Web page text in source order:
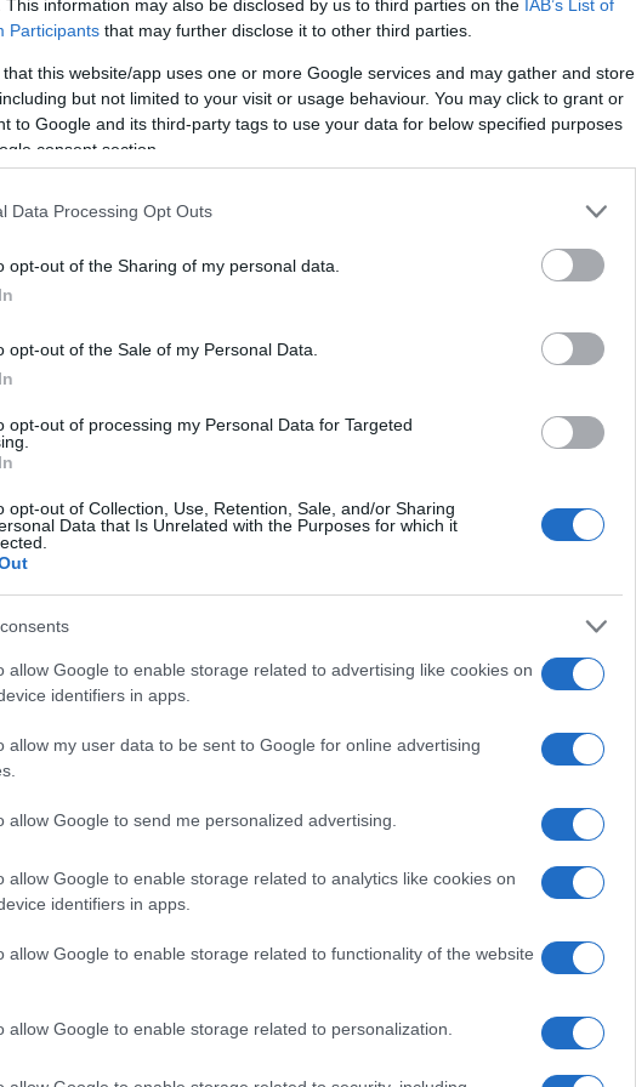
This information may also be disclosed by us to third parties on the IAB’s List of
Participants that may further disclose it to other third parties.
that this website/app uses one or more Google services and may gather and store
but not limited to your visit or usage behaviour. You may click to grant or
to Google and its third-party tags to use your data for below specified purposes
consent section.
Data Processing Opt Outs
opt-out of the Sharing of my personal data.
opt-out of the Sale of my Personal Data.
opt-out of processing my Personal Data for Targeted
opt-out of Collection, Use, Retention, Sale, and/or Sharing
Data that Is Unrelated with the Purposes for which it
allow Google to enable storage related to advertising like cookies on
identifiers in apps.
allow my user data to be sent to Google for online advertising
allow Google to send me personalized advertising.
allow Google to enable storage related to analytics like cookies on
identifiers in apps.
allow Google to enable storage related to functionality of the website
allow Google to enable storage related to personalization.
ΔΙΕΘΝΗ
18/11/2016 - 12:36
ΓΓ ΝΑΤΟ: Είμαι απολύτως
βέβαιος πως ο πρόεδρος
Τραμπ θα διατηρήσει την
βέβαιος πως ο πρόεδρος Τραμπ
11/09/2016 - 23:59
“Πουλήστε μου τον Aplha και
δεν θα κάνω απολύσεις!”
(ΒΙΝΤΕΟ)
“Είμαι έτοιμος να προτείνω σε
οποιοδήποτε κανάλι που έχασε
στον κ. Κοντομηνά, να μου
ΔΙΕΘΝΗ
Άλλαξε γνώμη ο Ομπάμα-Αντί